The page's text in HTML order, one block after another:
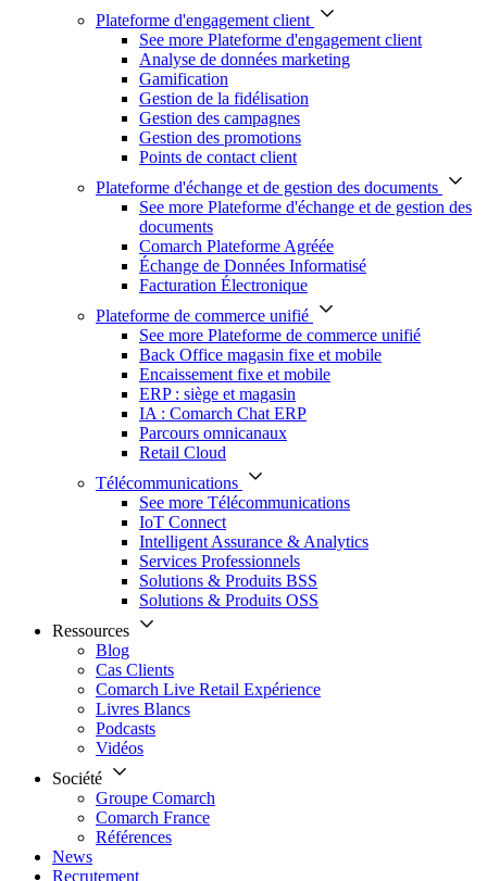
Plateforme d'engagement client
See more Plateforme d'engagement client
Analyse de données marketing
Gamification
Gestion de la fidélisation
Gestion des campagnes
Gestion des promotions
Points de contact client
Plateforme d'échange et de gestion des documents
See more Plateforme d'échange et de gestion des
documents
Comarch Plateforme Agréée
Échange de Données Informatisé
Facturation Électronique
Plateforme de commerce unifié
See more Plateforme de commerce unifié
Back Office magasin fixe et mobile
Encaissement fixe et mobile
ERP : siège et magasin
IA : Comarch Chat ERP
Parcours omnicanaux
Retail Cloud
Télécommunications
See more Télécommunications
IoT Connect
Intelligent Assurance & Analytics
Services Professionnels
Solutions & Produits BSS
Solutions & Produits OSS
Ressources
Blog
Cas Clients
Comarch Live Retail Expérience
Livres Blancs
Podcasts
Vidéos
Société
Groupe Comarch
Comarch France
Références
News
Recrutement